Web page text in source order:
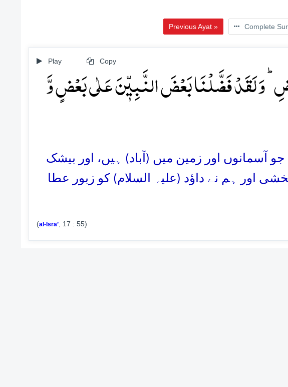
Previous Ayat » Complete
Play Copy
وَ لَقَدۡ فَضَّلۡنَا بَعۡضَ النَّبِیّٖنَ عَلٰی بَعۡضٍ وَّ
آسمانوں اور زمین میں (آباد) ہیں، اور بیشک
اور ہم نے داؤد (علیہ السلام) کو زبور عطا
(al-Isra’, 17 : 55)